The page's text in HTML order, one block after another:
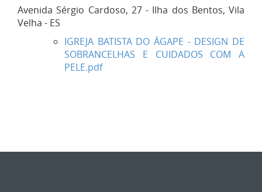
Avenida Sérgio Cardoso, 27 - Ilha dos Bentos, Vila
Velha - ES
IGREJA BATISTA DO ÁGAPE - DESIGN DE
SOBRANCELHAS E CUIDADOS COM A
PELE.pdf